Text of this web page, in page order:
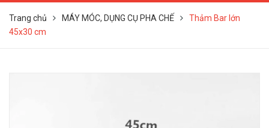
Trang chủ MÁY MÓC, DỤNG CỤ PHA CHẾ
Thảm Bar lớn
45x30 cm